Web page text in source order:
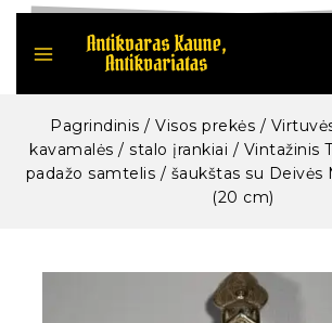
Pagrindinis / Visos prekės /
kavamalės / stalo įrankiai / Vintažinis
padažo samtelis / šaukštas su Deivės
(20 cm)